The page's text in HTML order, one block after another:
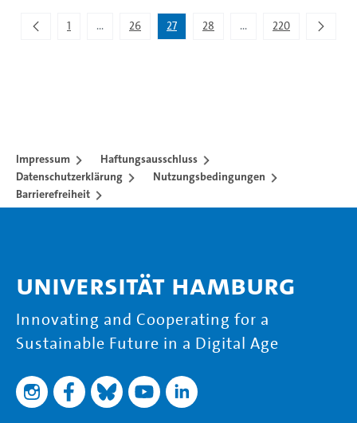
1 ...Zwischenseiten Navigieren mit TAB-Taste.
26 27 28 ...Zwischenseiten
220
Impressum
Haftungsausschluss
Datenschutzerklärung
Nutzungsbedingungen
Barrierefreiheit
Universität Hamburg
Innovating and Cooperating for a
Sustainable Future in a Digital Age